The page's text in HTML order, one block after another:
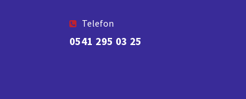
Telefon
0541 295 03 25